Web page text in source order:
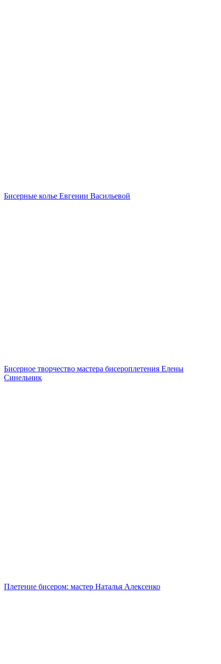
Бисерные колье Евгении Васильевой
Бисерное творчество мастера бисероплетения Елены
Синельник
Плетение бисером: мастер Наталья Алексенко